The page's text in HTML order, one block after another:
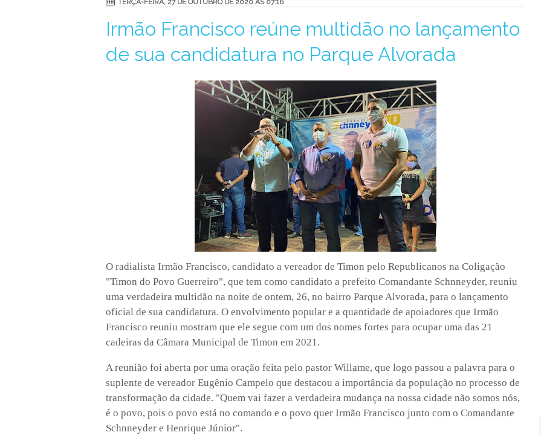
TERÇA-FEIRA, 27 DE OUTUBRO DE 2020 ÀS 07:16
Irmão Francisco reúne multidão no lançamento
de sua candidatura no Parque Alvorada
O radialista Irmão Francisco, candidato a vereador de Timon pelo Republicanos na Coligação
"Timon do Povo Guerreiro", que tem como candidato a prefeito Comandante Schnneyder, reuniu
uma verdadeira multidão na noite de ontem, 26, no bairro Parque Alvorada, para o lançamento
oficial de sua candidatura. O envolvimento popular e a quantidade de apoiadores que Irmão
Francisco reuniu mostram que ele segue com um dos nomes fortes para ocupar uma das 21
cadeiras da Câmara Municipal de Timon em 2021.
A reunião foi aberta por uma oração feita pelo pastor Willame, que logo passou a palavra para o
suplente de vereador Eugênio Campelo que destacou a importância da população no processo de
transformação da cidade. "Quem vai fazer a verdadeira mudança na nossa cidade não somos nós,
é o povo, pois o povo está no comando e o povo quer Irmão Francisco junto com o Comandante
Schnneyder e Henrique Júnior".